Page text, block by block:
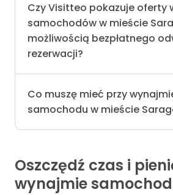
Czy Visitteo pokazuje oferty
samochodów w mieście
możliwością bezpłatnego
rezerwacji?
Co muszę mieć przy
samochodu w mieście
Oszczędź czas i
wynajmie